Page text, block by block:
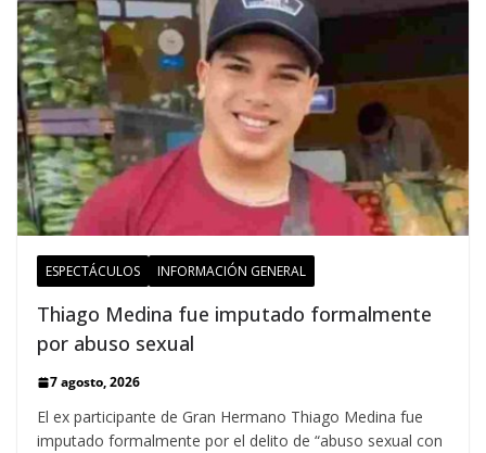
ESPECTÁCULOS INFORMACIÓN GENERAL
Thiago Medina fue imputado formalmente
por abuso sexual
7 agosto, 2026
El ex participante de Gran Hermano Thiago Medina fue
imputado formalmente por el delito de “abuso sexual con